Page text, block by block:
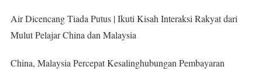
Air Dicencang Tiada Putus | Ikuti Kisah Interaksi Rakyat dari
Mulut Pelajar China dan Malaysia
China, Malaysia Percepat Kesalinghubungan Pembayaran